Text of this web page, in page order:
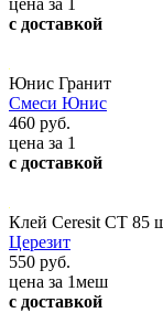
цена за 1
с доставкой
Юнис Гранит
Смеси Юнис
460 руб.
цена за 1
с доставкой
Клей Ceresit СТ 85
Церезит
550 руб.
цена за 1меш
с доставкой